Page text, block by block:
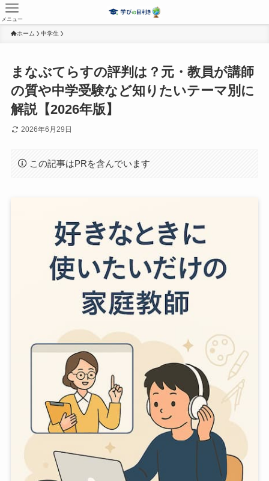
メニュー
ホーム 中学生
まなぶてらすの評判は？元・教員が講師
の質や中学受験など知りたいテーマ別に
解説【2026年版】
2026年6月29日
この記事はPRを含んでいます